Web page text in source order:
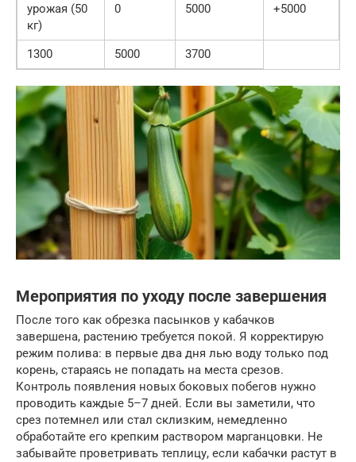
урожая (50
кг)
0 5000 +5000
1300 5000 3700
Мероприятия по уходу после завершения
После того как обрезка пасынков у кабачков
завершена, растению требуется покой. Я корректирую
режим полива: в первые два дня лью воду только под
корень, стараясь не попадать на места срезов.
Контроль появления новых боковых побегов нужно
проводить каждые 5–7 дней. Если вы заметили, что
срез потемнел или стал склизким, немедленно
обработайте его крепким раствором марганцовки. Не
забывайте проветривать теплицу, если кабачки растут в